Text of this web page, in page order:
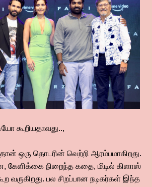
கூறியதாவது..,
ஒரு தொடரின் வெற்றி ஆரம்பமாகிறது.
கேளிக்கை நிறைந்த கதை, மிடில் கிளாஸ்
பல சிறப்பான நடிகர்கள் இந்த